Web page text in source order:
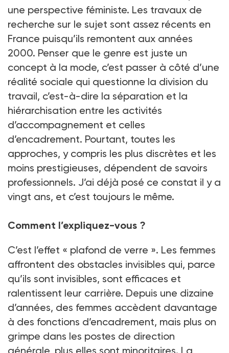
une perspective féministe. Les travaux de
recherche sur le sujet sont assez récents en
France puisqu’ils remontent aux années
2000. Penser que le genre est juste un
concept à la mode, c’est passer à côté d’une
réalité sociale qui questionne la division du
travail, c’est-à-dire la séparation et la
hiérarchisation entre les activités
d’accompagnement et celles
d’encadrement. Pourtant, toutes les
approches, y compris les plus discrètes et les
moins prestigieuses, dépendent de savoirs
professionnels. J’ai déjà posé ce constat il y a
vingt ans, et c’est toujours le même.
Comment l’expliquez-vous ?
C’est l’effet « plafond de verre ». Les femmes
affrontent des obstacles invisibles qui, parce
qu’ils sont invisibles, sont efficaces et
ralentissent leur carrière. Depuis une dizaine
d’années, des femmes accèdent davantage
à des fonctions d’encadrement, mais plus on
grimpe dans les postes de direction